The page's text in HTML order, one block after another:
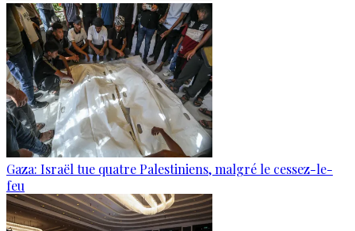
Gaza: Israël tue quatre Palestiniens, malgré le cessez-le-
feu